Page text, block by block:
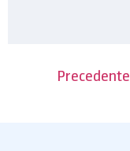
Precedente